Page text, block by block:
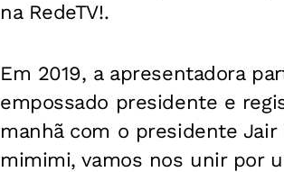
na RedeTV!.
Em 2019, a apresentadora
empossado presidente e
manhã com o presidente
mimimi, vamos nos unir por